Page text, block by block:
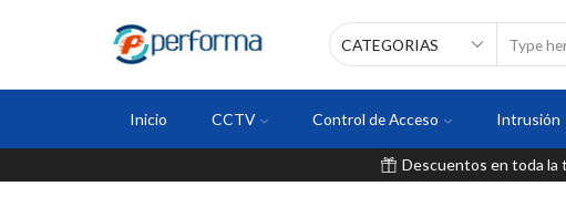
Inicio CCTV Control de Acceso Intrusión
Descuentos en toda la